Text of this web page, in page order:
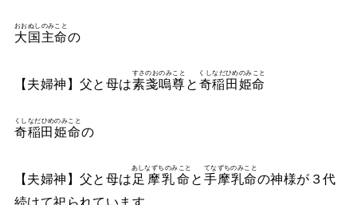
大国主命
おおぬしのみこと
の
【夫婦神】父と母は素戔嗚尊
すさのおのみこと
と 奇稲田姫命
くしなだひめのみこと
奇稲田姫命
くしなだひめのみこと
の
【夫婦神】父と母は足摩乳命
あしなずちのみこと
と 手摩乳命
てなずちのみこと
の神様が３代